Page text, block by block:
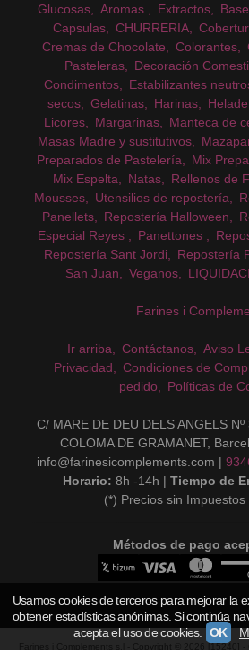
Glucosas
Aromas Extractos
Capsulas
CHURRERIA
Cremas de Chocolate
Colorantes
Pasteleras
Decoración
Condimentos
Estabilizantes
secos
Gelatinas Harinas
Licores
Margarinas Manteca de
Masas Madre y sustitutivos
Preparados de Pastelería
Mix
Mix Espelta
Natas Rellenos de
Mousses
Utensilios de repostería
Panellets
Repostería Halloween
Especial Reyes
Panettones
Repostería Sant Jordi
Repostería
San Juan
Veganos
Farines i
Ir arriba Contáctanos Aviso
Privacidad
Condiciones de
pedido
Políticas de
C/ MARE DE DEU DELS ANGELS
COLOMA DE GRAMANET,
info@farinesicomplements.com |
Horario: 8h -14h | Tiempo de
(*) Precios sin Impuestos
Métodos de pago
- Copyright © 2026 [15240] -
Usamos cookies de terceros para mejorar la
obtener estadísticas anónimas. Si continúa
acepta el uso de cookies. OK